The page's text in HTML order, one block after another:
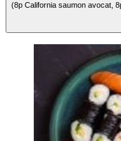
(8p California saumon avocat,